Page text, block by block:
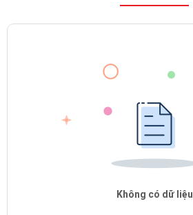
Không có dữ liệu